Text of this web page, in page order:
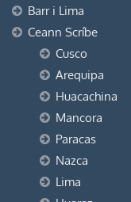
Barr i Lima
Ceann Scríbe
Cusco
Arequipa
Huacachina
Mancora
Paracas
Nazca
Lima